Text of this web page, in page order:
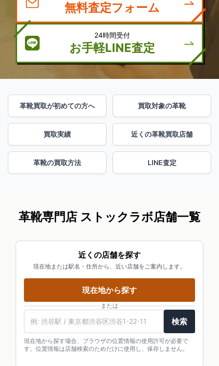
無料査定フォーム
24時間受付
お手軽LINE査定
革靴買取が初めての方へ 買取対象の革靴
買取実績 近くの革靴買取店舗
革靴の買取方法 LINE査定
革靴専門店 ストックラボ店舗一覧
近くの店舗を探す
現在地または駅名・住所から、近い店舗をご案内します。
現在地から探す
または
検索
現在地から探す場合、ブラウザの位置情報の使用許可が必要で
す。位置情報は店舗検索のためだけに使用し、保存しません。